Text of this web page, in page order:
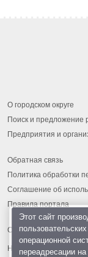
О городском округе
Поиск и предложение
Предприятия и
Обратная связь
Политика обработки
Соглашение об
Правила портала
На информационном
Этот сайт
операционной
переадресации